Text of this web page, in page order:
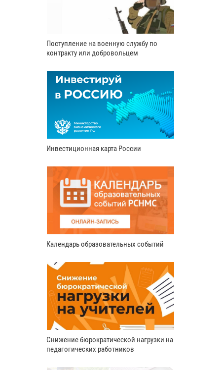
Поступление на военную службу по
контракту или добровольцем
Инвестиционная карта России
Календарь образовательных событий
Снижение бюрократической нагрузки на
педагогических работников